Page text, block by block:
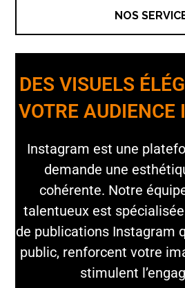
NOS
DES VISUELS
VOTRE AUDIENCE
Instagram est une
demande une
cohérente. Notre
talentueux est
de publications Instagram
public, renforcent votre
stimulent